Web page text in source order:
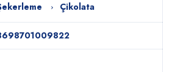
Çikolata